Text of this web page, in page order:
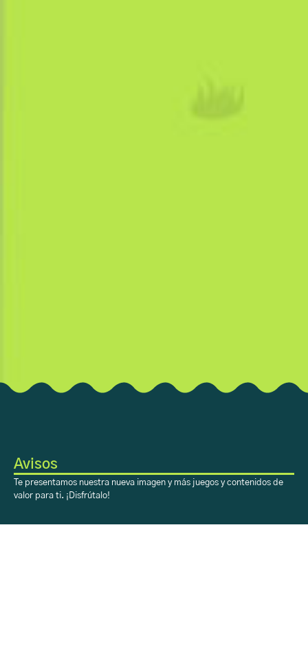
Avisos
Te presentamos nuestra nueva imagen y más juegos y contenidos de
valor para ti. ¡Disfrútalo!